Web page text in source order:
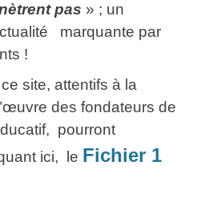
pas » ; un
marquante par
!
site, attentifs à la
des fondateurs de
pourront
ici, le Fichier 1